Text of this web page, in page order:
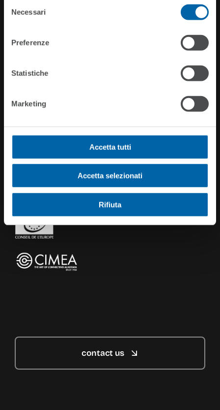
delNecessari
Preferenze
Statistiche
Marketing
Accetta tutti
Accetta selezionati
Rifiuta
CIMEA
00162 Roma
Site Links
Privacy Policy
contact us